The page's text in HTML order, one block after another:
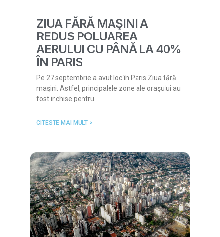
ZIUA FĂRĂ MAŞINI A
REDUS POLUAREA
AERULUI CU PÂNĂ LA 40%
ÎN PARIS
Pe 27 septembrie a avut loc în Paris Ziua fără
maşini. Astfel, principalele zone ale oraşului au
fost inchise pentru
CITESTE MAI MULT >